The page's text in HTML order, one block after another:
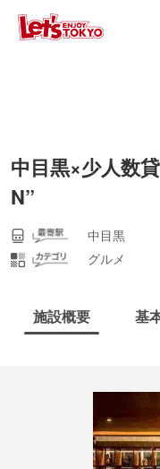
中目黒×少人数
N”
中目黒
グルメ
施設概要 基